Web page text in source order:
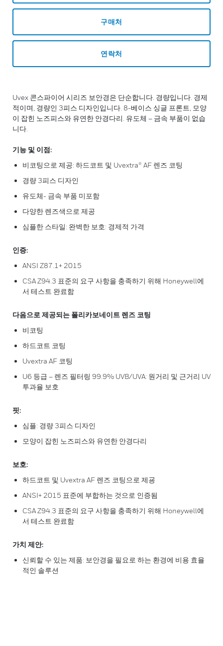
구매처
연락처
Uvex 콘스파이어 시리즈 보안경은 단순합니다. 경량입니다. 경제
적이며, 경량인 3피스 디자인입니다. 8-베이스 싱글 프론트, 모양
이 잡힌 노즈피스와 유연한 안경다리. 유도체 – 금속 부품이 없습
니다.
기능 및 이점:
비코팅으로 제공: 하드코트 및 Uvextra® AF 렌즈 코팅
경량 3피스 디자인
유도체- 금속 부품 미포함
다양한 렌즈색으로 제공
심플한 스타일: 완벽한 보호: 경제적 가격
인증:
ANSI Z87.1+ 2015
CSA Z94.3 표준의 요구 사항을 충족하기 위해 Honeywell에
서 테스트 완료함
다음으로 제공되는 폴리카보네이트 렌즈 코팅
비코팅
하드코트 코팅
Uvextra AF 코팅
U6 등급 – 렌즈 필터링 99.9% UVB/UVA: 원거리 및 근거리 UV
투과율 보호
핏:
심플: 경량 3피스 디자인
모양이 잡힌 노즈피스와 유연한 안경다리
보호:
하드코트 및 Uvextra AF 렌즈 코팅으로 제굥
ANSI+ 2015 표준에 부합하는 것으로 인증됨
CSA Z94.3 표준의 요구 사항을 충족하기 위해 Honeywell에
서 테스트 완료함
가치 제안:
신뢰할 수 있는 제품: 보안경을 필요로 하는 환경에 비용 효율
적인 솔루션